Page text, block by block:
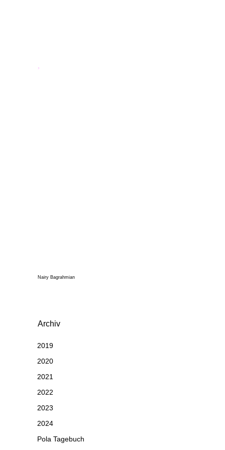
Nairy Bagrahmian
Archiv
2019
2020
2021
2022
2023
2024
Pola Tagebuch